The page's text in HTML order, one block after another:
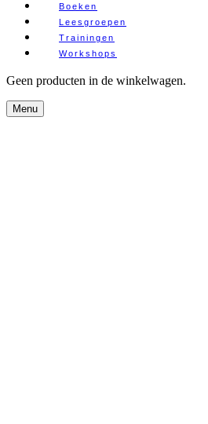
Boeken
Leesgroepen
Trainingen
Workshops
Geen producten in de winkelwagen.
Menu